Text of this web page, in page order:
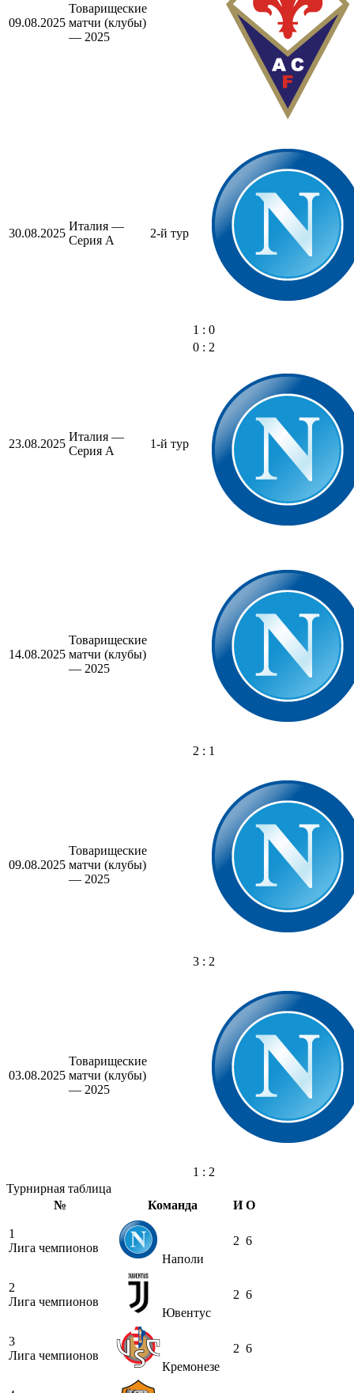
09.08.2025
Товарищеские
матчи (клубы)
— 2025
30.08.2025
Италия —
Серия А
2-й тур
1 : 0
23.08.2025
Италия —
Серия А
1-й тур
0 : 2
14.08.2025
Товарищеские
матчи (клубы)
— 2025
2 : 1
09.08.2025
Товарищеские
матчи (клубы)
— 2025
3 : 2
03.08.2025
Товарищеские
матчи (клубы)
— 2025
1 : 2
Турнирная таблица
№
Команда И О
1
Лига чемпионов
Наполи
2 6
2
Лига чемпионов
Ювентус
2 6
3
Лига чемпионов
Кремонезе
2 6